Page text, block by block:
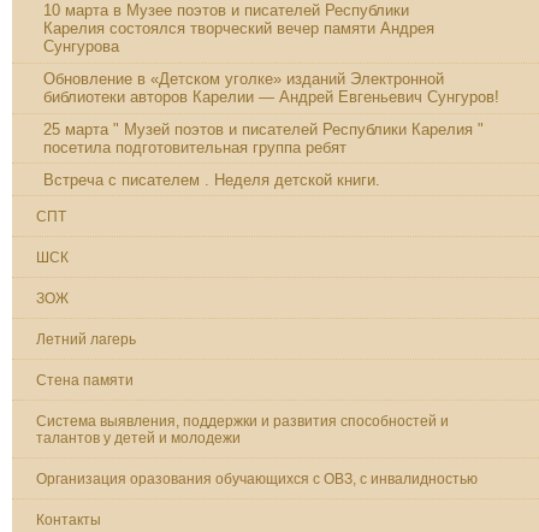
10 марта в Музее поэтов и писателей Республики
Карелия состоялся творческий вечер памяти Андрея
Сунгурова
Обновление в «Детском уголке» изданий Электронной
библиотеки авторов Карелии — Андрей Евгеньевич Сунгуров!
25 марта " Музей поэтов и писателей Республики Карелия "
посетила подготовительная группа ребят
Встреча с писателем . Неделя детской книги.
СПТ
ШСК
ЗОЖ
Летний лагерь
Стена памяти
Система выявления, поддержки и развития способностей и
талантов у детей и молодежи
Организация оразования обучающихся с ОВЗ, с инвалидностью
Контакты